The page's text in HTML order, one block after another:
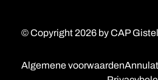
© Copyright 2026 by CAP
Footer
Algemene voorwaarden